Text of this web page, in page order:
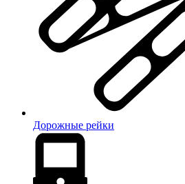
Дорожные рейки